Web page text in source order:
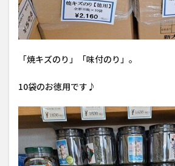
「焼キズのり」「味付のり」。
10袋のお徳用です♪